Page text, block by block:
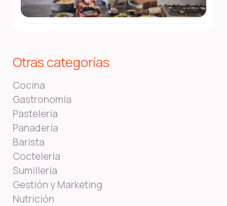
Otras categorías
Cocina
Gastronomía
Pastelería
Panadería
Barista
Coctelería
Sumillería
Gestión y Marketing
Nutrición